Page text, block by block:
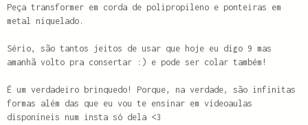
Peça transformer em corda de polipropileno e ponteiras em
metal niquelado.
Sério, são tantos jeitos de usar que hoje eu digo 9 mas
amanhã volto pra consertar :) e pode ser colar também!
É um verdadeiro brinquedo! Porque, na verdade, são infinitas
formas além das que eu vou te ensinar em videoaulas
disponíneis num insta só dela <3